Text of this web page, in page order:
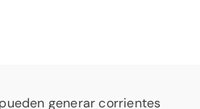
generar corrientes